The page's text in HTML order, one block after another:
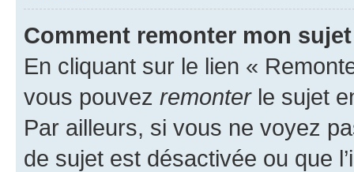
Comment remonter mon
En cliquant sur le lien «
vous pouvez remonterle sujet
Par ailleurs, si vous ne voyez
de sujet est désactivée ou que